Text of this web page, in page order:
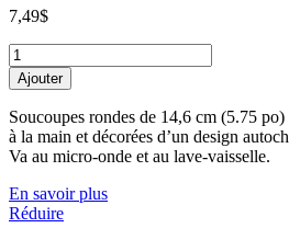
7,49$
Soucoupe
en
porcelaine
-
Hummingbird
de
Johnny
Jr.
Ajouter
Soucoupes rondes de 14,6 cm (5.75
à la main et décorées d’un design
Va au micro-onde et au lave-vaisselle.
En savoir plus
Réduire